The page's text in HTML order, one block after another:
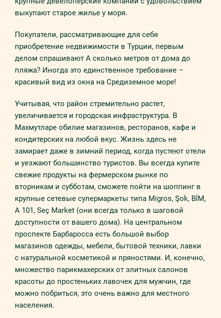
выкупают старое жилье у моря.
Покупатели, рассматривающие для себя
приобретение недвижимости в Турции, первым
делом спрашивают А сколько метров от дома до
пляжа? Иногда это единственное требование –
красивый вид из окна на Средиземное море!
Учитывая, что район стремительно растет,
увеличивается и городская инфраструктура. В
Махмутларе обилие магазинов, ресторанов, кафе и
кондитерских на любой вкус. Жизнь здесь не
замирает даже в зимний период, когда пустеют отели
и уезжают большинство туристов. Вы всегда купите
свежие продукты на фермерском рынке по
вторникам и субботам, сможете пойти на шоппинг в
крупные сетевые супермаркеты типа Migros, Şok, BİM,
A 101, Seç Market (они всегда только в шаговой
доступности от вашего дома). На центральном
проспекте Барбаросса есть большой выбор
магазинов одежды, мебели, бытовой техники, лавки
с натуральной косметикой и пряностями. И, конечно,
множество парикмахерских от элитных салонов
красоты до простеньких лавочек для мужчин, где
можно побриться, это очень важно для местного
населения.